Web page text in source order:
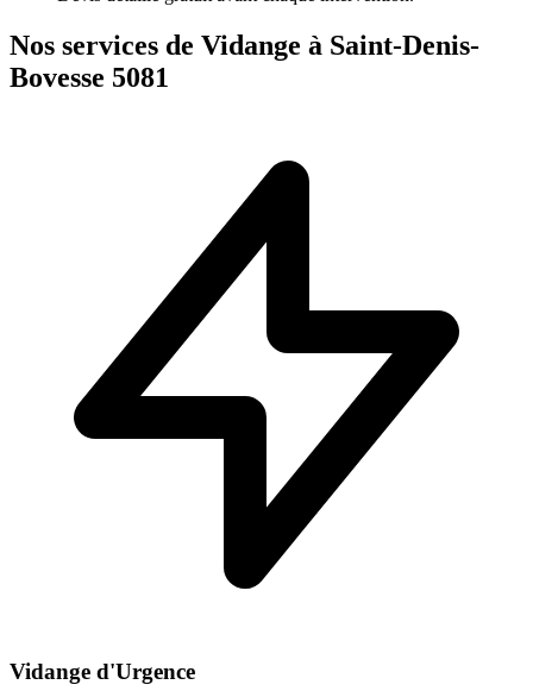
Nos services de Vidange à Saint-Denis-
Bovesse 5081
Vidange d'Urgence